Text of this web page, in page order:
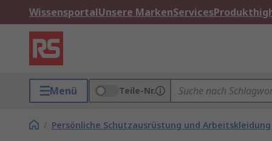
WissensportalUnsere MarkenServices
Menü Teile-Nr.
/ Persönliche Schutzausrüstung und Arbeitskleidung